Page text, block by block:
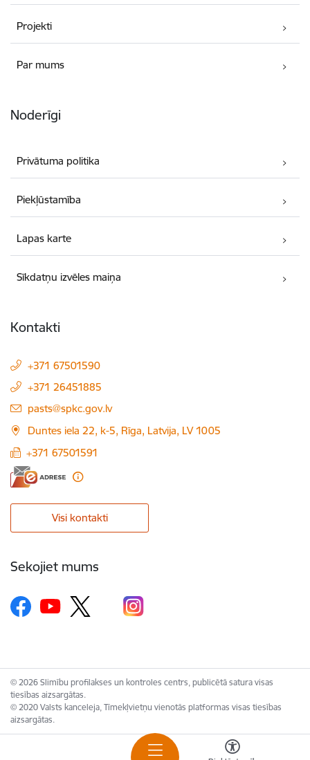
Projekti
Par mums
Noderīgi
Privātuma politika
Piekļūstamība
Lapas karte
Sīkdatņu izvēles maiņa
Kontakti
+371 67501590
+371 26451885
E-pasts:
pasts@spkc.gov.lv
Duntes iela 22, k-5, Rīga, Latvija, LV 1005
+371 67501591
Visi kontakti
Sekojiet mums
© 2026 Slimību profilakses un kontroles centrs, publicētā satura visas
tiesības aizsargātas.
© 2020 Valsts kanceleja, Tīmekļvietņu vienotās platformas visas tiesības
aizsargātas.